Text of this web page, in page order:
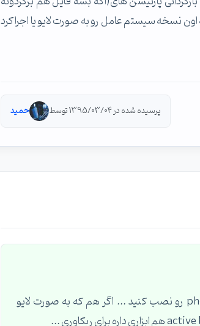
نسخه سیستم عامل رو به صورت لایو یا اجرا کرد
پرسیده شده در 1395/03/04 توسط حمید
برای ریکاوری کردن در محیط لینوکس میتونید نرم افزار testdisk و photorec رو نصب کنید ... اگر هم که به صورت لایو